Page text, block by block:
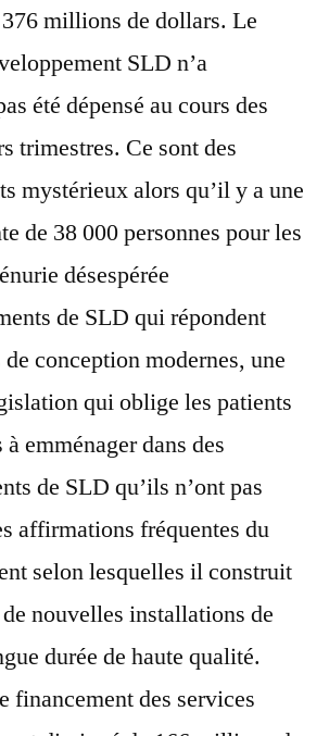
millions de dollars. Le
SLD n’a
été dépensé au cours des
trimestres. Ce sont des
mystérieux alors qu’il y a une
de 38 000 personnes pour les
désespérée
de SLD qui répondent
conception modernes, une
qui oblige les patients
emménager dans des
de SLD qu’ils n’ont pas
affirmations fréquentes du
selon lesquelles il construit
nouvelles installations de
durée de haute qualité.
financement des services